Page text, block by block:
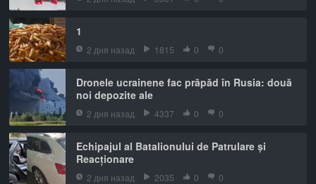
1
2 дня назад 1815 0 0
Dronele ucrainene fac prăpăd în Rusia: două
noi depozite ale
2 дня назад 4337 0 0
Echipajul al Batalionului de Patrulare și
Reacționare
2 дня назад 2035 0 0